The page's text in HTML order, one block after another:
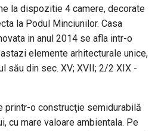
la dispozitie 4 camere, decorate
la Podul Minciunilor. Casa
in anul 2014 se afla intr-o
elemente arhitecturale unice,
său din sec. XV; XVII; 2/2 XIX -
printr-o construcţie semidurabilă
cu mare valoare ambientala. Pe